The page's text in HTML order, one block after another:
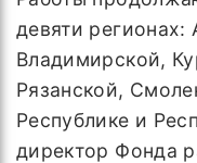
девяти
Владимирской,
Рязанской,
Республике и
директор Фонда